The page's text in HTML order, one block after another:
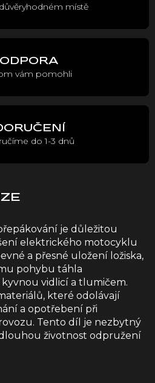
místě
vám pomohli
do 1-3 dnů
je důležitou
elektrického motocyklu
a přesné uložení ložiska,
pohybu táhla
vidlicí a tlumičem.
které odolávají
a opotřebení při
Tento díl je nezbytný
životnost odpružení